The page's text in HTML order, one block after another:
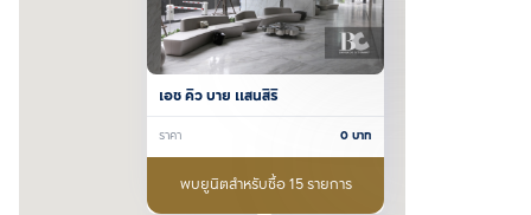
เอช คิว บาย แสนสิริ
ราคา 0บาท
พบยูนิตสำหรับซื้อ 15 รายการ